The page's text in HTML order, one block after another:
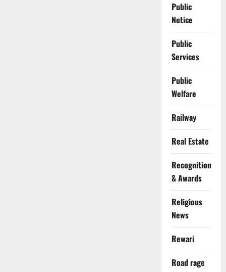
Public
Notice
Public
Services
Public
Welfare
Railway
Real Estate
Recognition
& Awards
Religious
News
Rewari
Road rage